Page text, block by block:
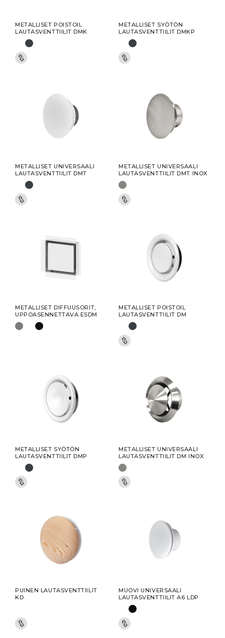
METALLISET POISTOIL
LAUTASVENTTIILIT DMK
METALLISET SYÖTÖN
LAUTASVENTTIILIT DMKP
METALLISET UNIVERSAALI
LAUTASVENTTIILIT DMT
METALLISET UNIVERSAALI
LAUTASVENTTIILIT DMT INOX
METALLISET DIFFUUSORIT,
UPPOASENNETTAVA ESDM
METALLISET POISTOIL
LAUTASVENTTIILIT DM
METALLISET SYÖTÖN
LAUTASVENTTIILIT DMP
METALLISET UNIVERSAALI
LAUTASVENTTIILIT DM INOX
PUINEN LAUTASVENTTIILIT
KD
MUOVI UNIVERSAALI
LAUTASVENTTIILIT A6 LDP